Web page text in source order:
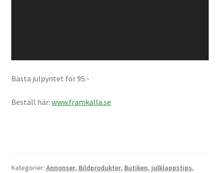
Övriga objektivtillbehör & filter
Handkikare
Bästa julpyntet för 95:-
Beställ här: www.framkalla.se
Kategorier: Annonser, Bildprodukter, Butiken, julklappstips,